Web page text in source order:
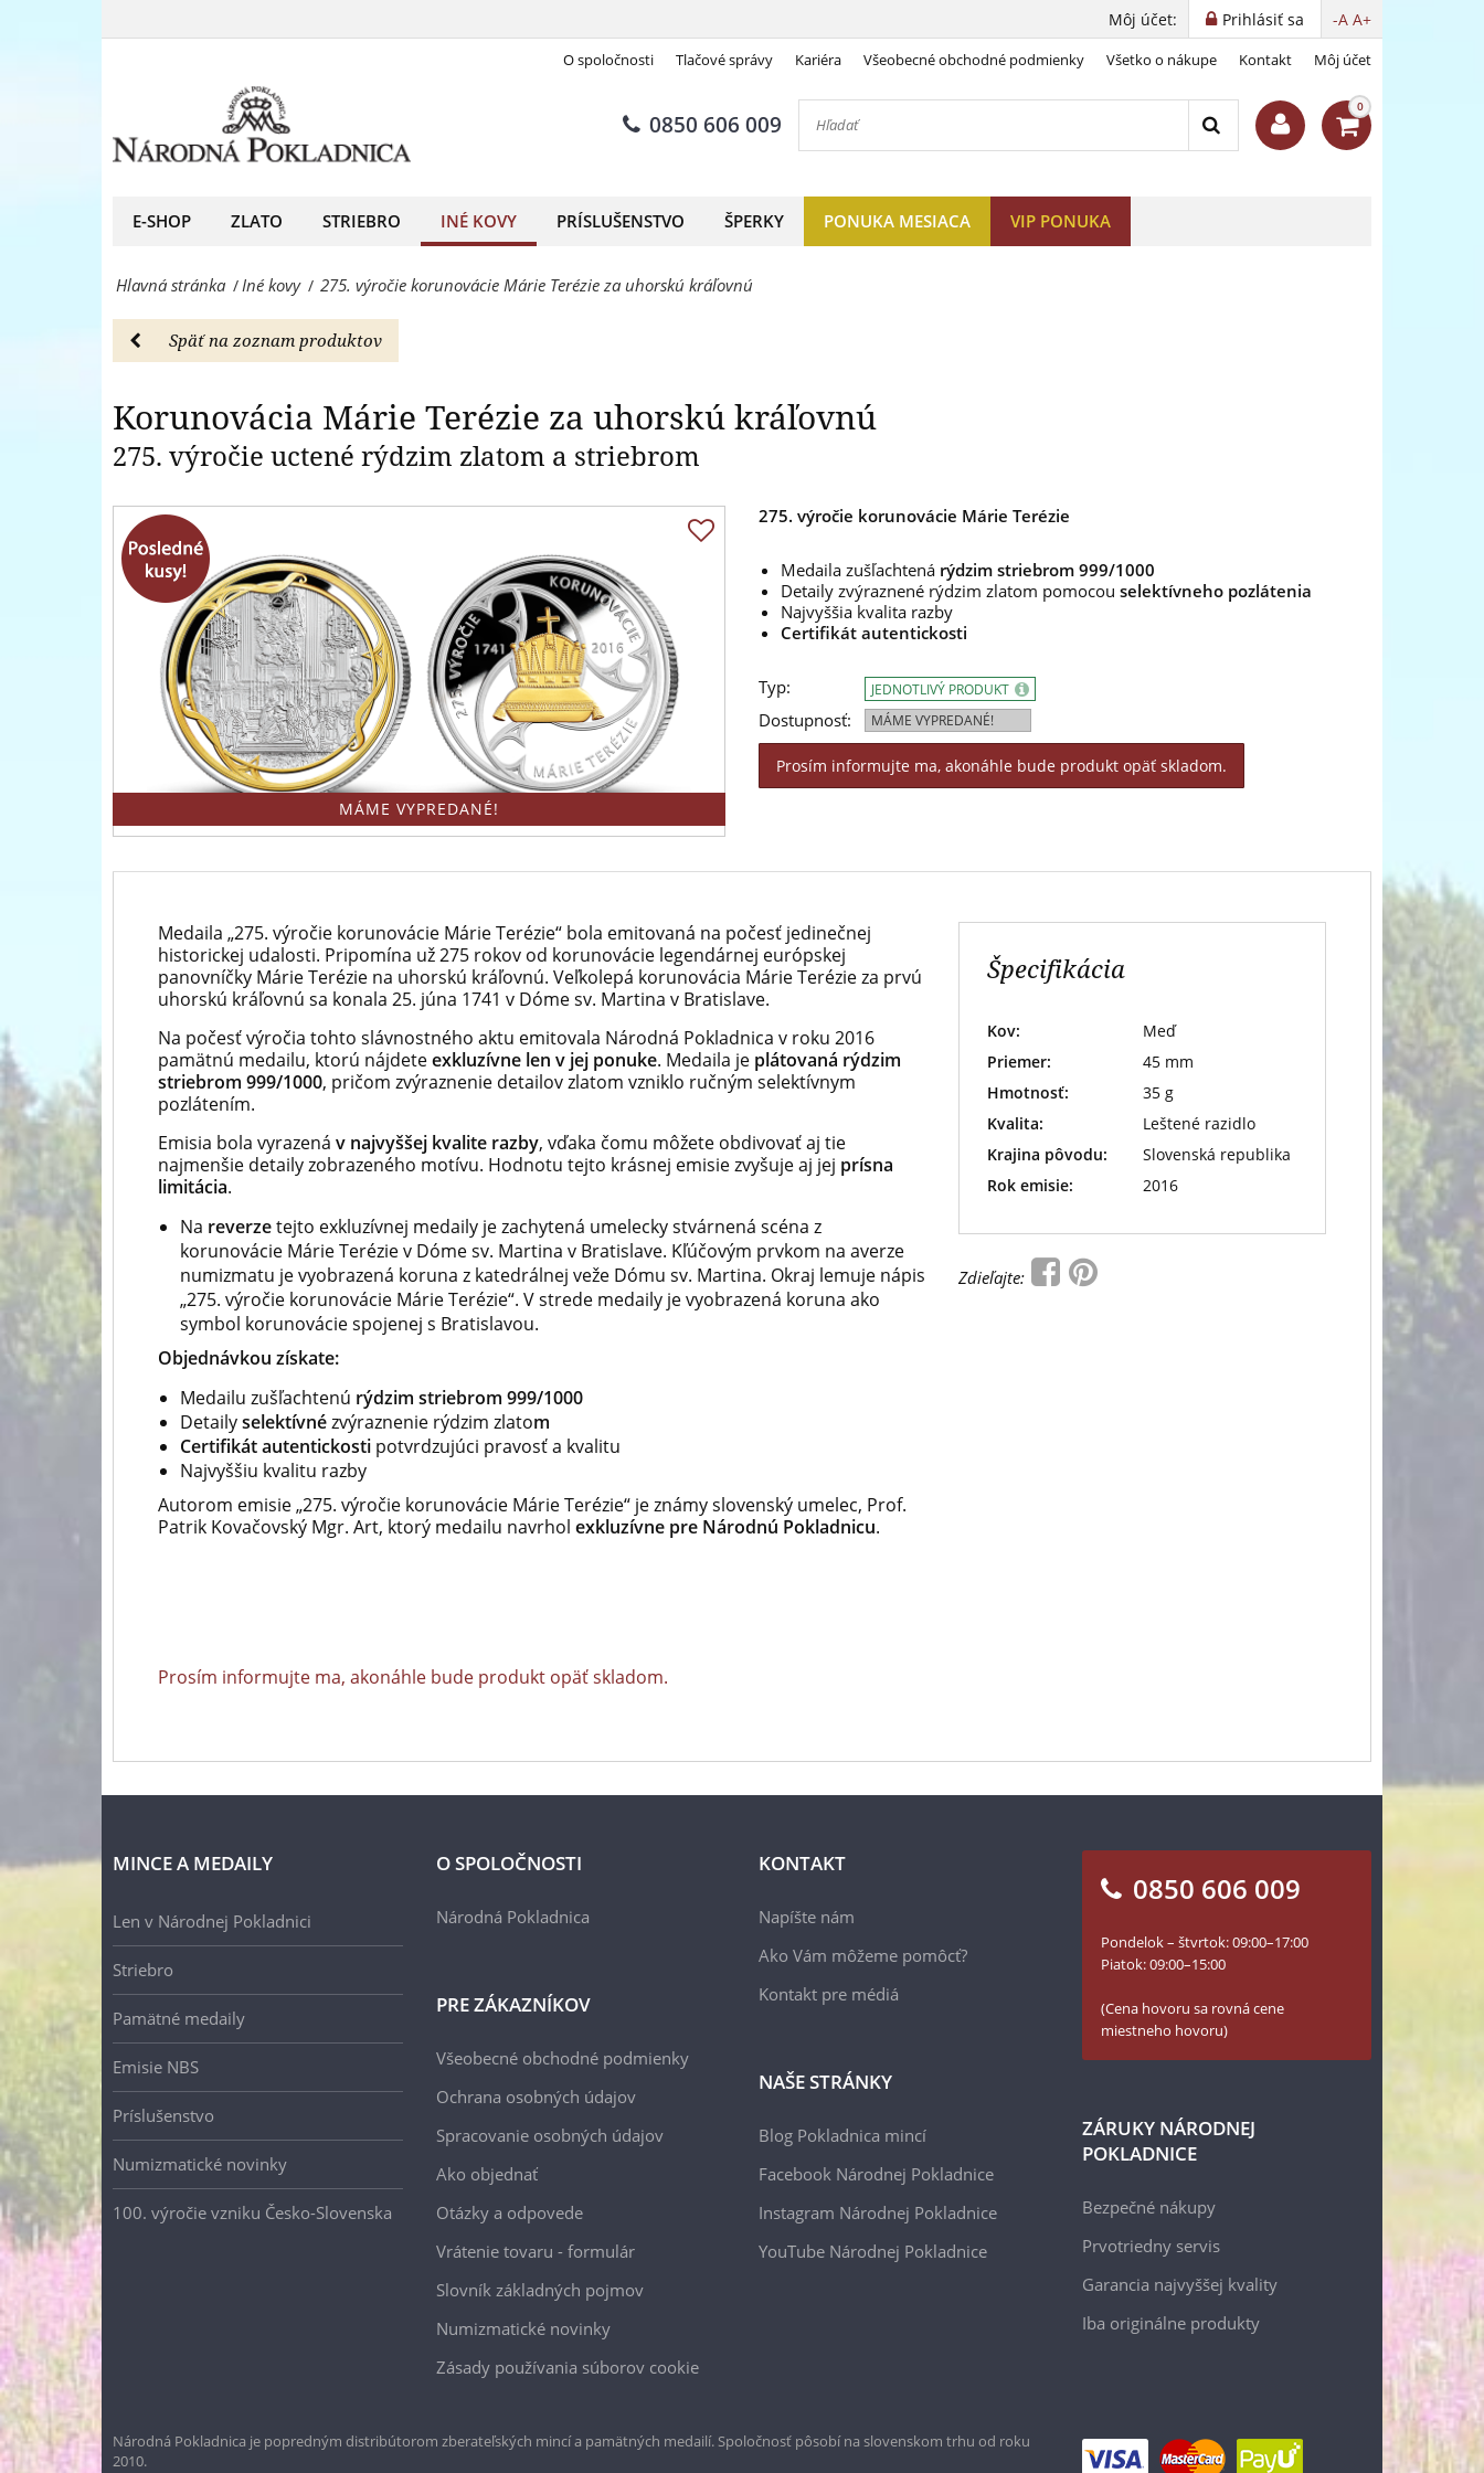
Márie
kráľovnú
Iné
kovy
-
Pokladnica
predný
európsky
predajca
medailí
-A A+
Prihlásiť sa
Môj účet:
O spoločnosti Tlačové správy Kariéra Všeobecné obchodné podmienky Všetko o nákupe Kontakt Môj účet
0850 606 009
0
E-SHOP ZLATO STRIEBRO INÉ KOVY PRÍSLUŠENSTVO ŠPERKY PONUKA MESIACA VIP PONUKA
Hlavná stránka /Iné kovy / 275. výročie korunovácie Márie Terézie za uhorskú kráľovnú
Späť na zoznam produktov
Korunovácia Márie Terézie za uhorskú kráľovnú
275. výročie uctené rýdzim zlatom a striebrom
MÁME VYPREDANÉ!
275. výročie korunovácie Márie Terézie
Medaila zušľachtená rýdzim striebrom 999/1000
Detaily zvýraznené rýdzim zlatom pomocou selektívneho pozlátenia
Najvyššia kvalita razby
Certifikát autentickosti
Typ:
Dostupnosť:
JEDNOTLIVÝ PRODUKT
MÁME VYPREDANÉ!
Prosím informujte ma, akonáhle bude produkt opäť skladom.
Medaila „275. výročie korunovácie Márie Terézie“ bola emitovaná na počesť jedinečnej
historickej udalosti. Pripomína už 275 rokov od korunovácie legendárnej európskej
panovníčky Márie Terézie na uhorskú kráľovnú. Veľkolepá korunovácia Márie Terézie za prvú
uhorskú kráľovnú sa konala 25. júna 1741 v Dóme sv. Martina v Bratislave.
Na počesť výročia tohto slávnostného aktu emitovala Národná Pokladnica v roku 2016
pamätnú medailu, ktorú nájdeteexkluzívne len v jej ponuke. Medaila je plátovaná rýdzim
striebrom 999/1000, pričom zvýraznenie detailov zlatom vzniklo ručným selektívnym
pozlátením.
Emisia bola vyrazená v najvyššej kvalite razby, vďaka čomu môžete obdivovať aj tie
najmenšie detaily zobrazeného motívu. Hodnotu tejto krásnej emisie zvyšuje aj jej prísna
limitácia.
Na reverzetejto exkluzívnej medaily je zachytená umelecky stvárnená scéna z
korunovácie Márie Terézie v Dóme sv. Martina v Bratislave. Kľúčovým prvkom na averze
numizmatu je vyobrazená koruna z katedrálnej veže Dómu sv. Martina. Okraj lemuje nápis
„275. výročie korunovácie Márie Terézie“. V strede medaily je vyobrazená koruna ako
symbol korunovácie spojenej s Bratislavou.
Objednávkou získate:
Medailu zušľachtenú rýdzim striebrom 999/1000
Detailyselektívnézvýraznenie rýdzim zlatom
Certifikát autentickosti potvrdzujúci pravosť a kvalitu
Najvyššiu kvalitu razby
Autorom emisie „275. výročie korunovácie Márie Terézie“ je známy slovenský umelec, Prof.
Patrik Kovačovský Mgr. Art, ktorý medailu navrhol exkluzívne pre Národnú Pokladnicu.
Prosím informujte ma, akonáhle bude produkt opäť skladom.
Špecifikácia
Kov:
Meď
Priemer:
45 mm
Hmotnosť:
35 g
Kvalita:
Leštené razidlo
Krajina pôvodu:
Slovenská republika
Rok emisie:
2016
Zdieľajte:
Korunovácia Márie Terézie za uhorskú kráľovnú
MINCE A MEDAILY
Len v Národnej Pokladnici
Striebro
Pamätné medaily
Emisie NBS
Príslušenstvo
Numizmatické novinky
100. výročie vzniku Česko-Slovenska
O SPOLOČNOSTI
Národná Pokladnica
PRE ZÁKAZNÍKOV
Všeobecné obchodné podmienky
Ochrana osobných údajov
Spracovanie osobných údajov
Ako objednať
Otázky a odpovede
Vrátenie tovaru - formulár
Slovník základných pojmov
Numizmatické novinky
Zásady používania súborov cookie
KONTAKT
Napíšte nám
Ako Vám môžeme pomôcť?
Kontakt pre médiá
NAŠE STRÁNKY
Blog Pokladnica mincí
Facebook Národnej Pokladnice
Instagram Národnej Pokladnice
YouTube Národnej Pokladnice
0850 606 009
Pondelok – štvrtok: 09:00–17:00
Piatok: 09:00–15:00
(Cena hovoru sa rovná cene
miestneho hovoru)
ZÁRUKY NÁRODNEJ
POKLADNICE
Bezpečné nákupy
Prvotriedny servis
Garancia najvyššej kvality
Iba originálne produkty
Národná Pokladnica je popredným distribútorom zberateľských mincí a pamätných medailí. Spoločnosť pôsobí na slovenskom trhu od roku
2010.
Iné
európsky
predajca
medailí